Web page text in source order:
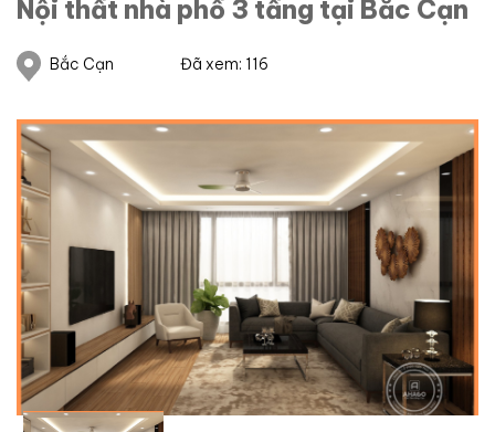
Nội thất nhà phố 3 tầng tại Bắc Cạn
Bắc Cạn Đã xem: 116